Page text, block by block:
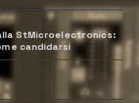
StMicroelectronics:
candidarsi